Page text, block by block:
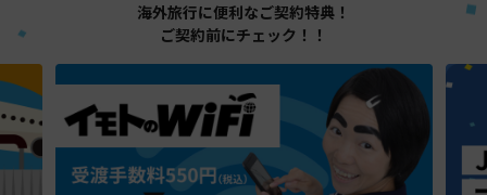
海外旅行に便利なご契約特典！
ご契約前にチェック！！